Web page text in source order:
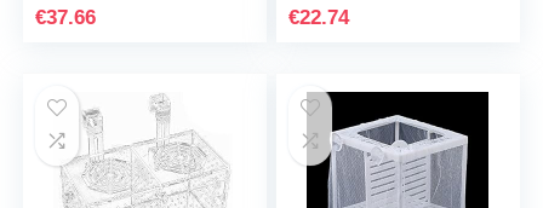
dubbellaagse…
€37.66
visbenodigdheden…
€22.74